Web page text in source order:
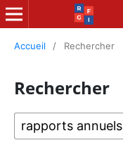
Accueil / Rechercher
Rechercher